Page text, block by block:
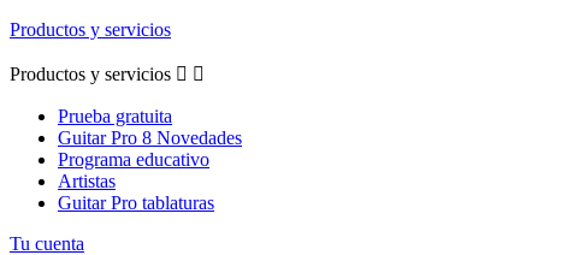
Productos y servicios
Productos y servicios  
Prueba gratuita
Guitar Pro 8 Novedades
Programa educativo
Artistas
Guitar Pro tablaturas
Tu cuenta